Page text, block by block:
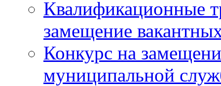
Квалификационные
замещение
Конкурс на
муниципальной